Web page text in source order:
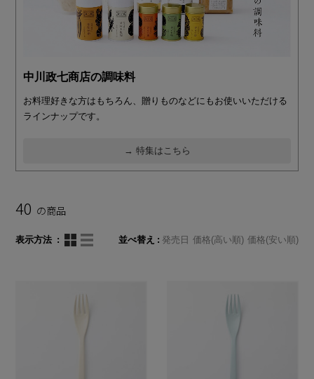
中川政七商店の調味料
お料理好きな方はもちろん、贈りものなどにもお使いいただける
ラインナップです。
→ 特集はこちら
40 の商品
表示方法 並べ替え 発売日 価格(高い順) 価格(安い順)